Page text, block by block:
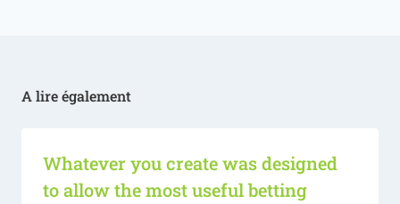
A lire également
Whatever you create was designed
to allow the most useful betting